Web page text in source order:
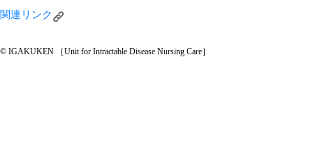
関連リンク
© IGAKUKEN ［Unit for Intractable Disease Nursing Care］